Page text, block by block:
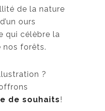
e
p
r
i
1
de la nature
ours
qui célèbre la
nos forêts.
?
de souhaits!